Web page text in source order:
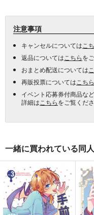
注意事項
キャンセルについては こ
返品については こちらを
おまとめ配送については
再販投票については こちら
イベント応募券付商品な
詳細は こちらをご覧くださ
一緒に買われている同